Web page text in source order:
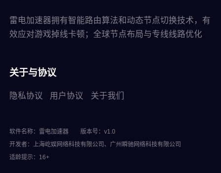
雷电加速器拥有智能路由算法和动态节点切换技术，有
效应对游戏掉线卡顿；全球节点布局与专线线路优化
关于与协议
隐私协议 用户协议 关于我们
软件名称：雷电加速器
版本号：v1.0
开发者：上海屹娱网络科技有限公司、广州瞬驰网络科技有限公司
适龄提示：16+